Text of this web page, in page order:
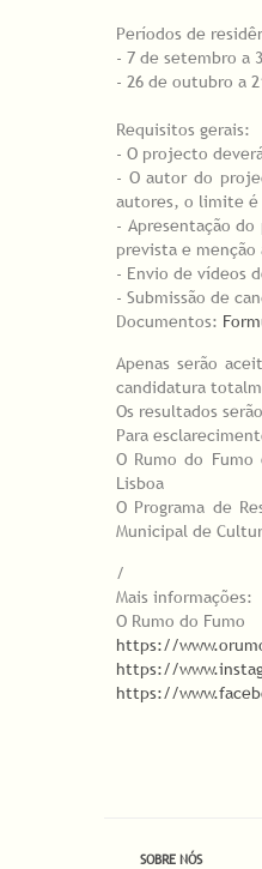
Períodos de
- 7 de setembro a
- 26 de outubro a
Requisitos gerais:
- O projecto
- O autor do
autores, o limite é
- Apresentação
prevista e
- Envio de vídeos
- Submissão de
Documentos:
Apenas serão
candidatura
Os resultados
Para
O Rumo do
Lisboa
O Programa de
Municipal de
/
Mais informações:
O Rumo do Fumo
https://
https://
https://
SOBRE NÓS